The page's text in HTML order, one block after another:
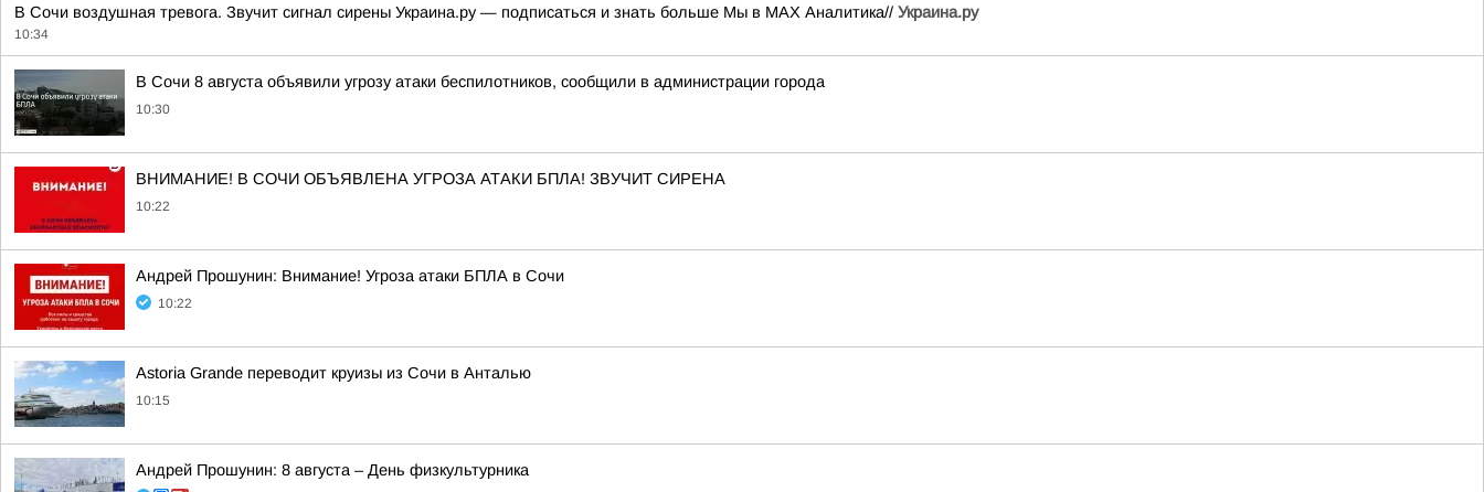
В Сочи воздушная тревога. Звучит сигнал сирены Украина.ру — подписаться и знать больше Мы в MAX Аналитика// Украина.ру
10:34
В Сочи 8 августа объявили угрозу атаки беспилотников, сообщили в администрации города
10:30
ВНИМАНИЕ! В СОЧИ ОБЪЯВЛЕНА УГРОЗА АТАКИ БПЛА! ЗВУЧИТ СИРЕНА
10:22
Андрей Прошунин: Внимание! Угроза атаки БПЛА в Сочи
10:22
Astoria Grande переводит круизы из Сочи в Анталью
10:15
Андрей Прошунин: 8 августа – День физкультурника